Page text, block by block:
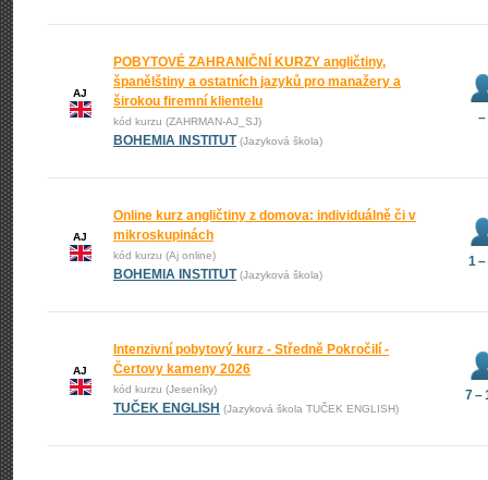
AJ
POBYTOVÉ ZAHRANIČNÍ KURZY angličtiny,
španělštiny a ostatních jazyků pro manažery a
širokou firemní klientelu
kód kurzu (ZAHRMAN-AJ_SJ)
BOHEMIA INSTITUT (Jazyková škola)
–
AJ
Online kurz angličtiny z domova: individuálně či v
mikroskupinách
kód kurzu (Aj online)
BOHEMIA INSTITUT (Jazyková škola)
1
AJ
Intenzivní pobytový kurz - Středně Pokročilí -
Čertovy kameny 2026
kód kurzu (Jeseníky)
TUČEK ENGLISH (Jazyková škola TUČEK ENGLISH)
7 –